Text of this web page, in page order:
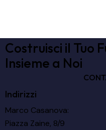
Costruisci il Tuo
Insieme a Noi
Indirizzi
Marco Casanova:
Piazza Zaine, 8/9